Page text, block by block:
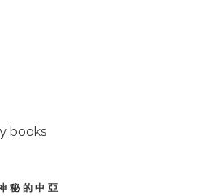
books
秘的中亞